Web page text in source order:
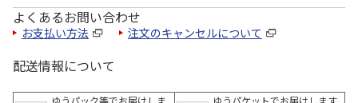
よくあるお問い合わせ
お支払い方法 注文のキャンセルについて
配送情報について
ゆうパック等でお届けしま
ゆうパケットでお届けします